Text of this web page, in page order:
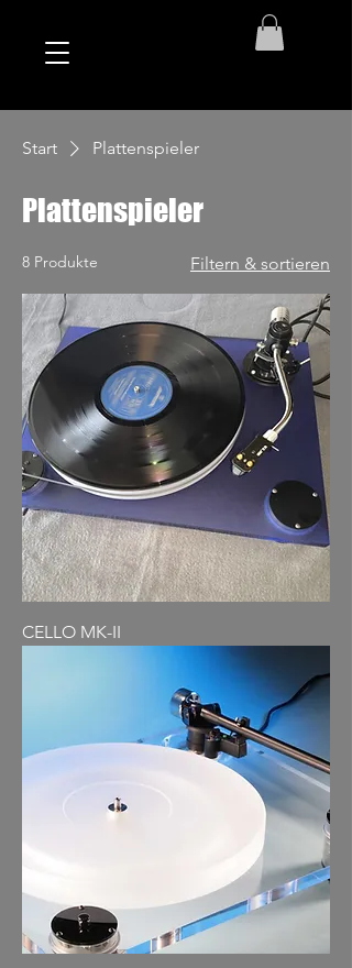
Start Plattenspieler
Plattenspieler
8 Produkte Filtern & sortieren
CELLO MK-II